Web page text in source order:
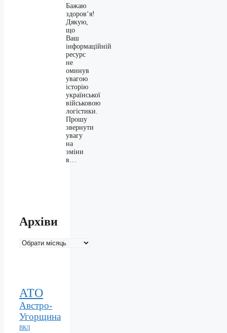
Бажаю
здоров‘я!
Дякую,
що
Ваш
інформаційній
ресурс
не
оминув
увагою
історію
української
військовою
логістики.
Прошу
звернути
увагу
на
зміни
в…
Архіви
Архіви
АТО
Австро-
Угорщина
ВКЛ